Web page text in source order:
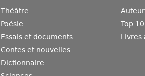
Théâtre
Poésie
Essais et documents
Contes et nouvelles
Dictionnaire
Top
Livres